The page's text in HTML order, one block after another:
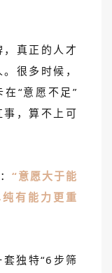
真正的人才
很多时候，
“意愿不足”
，算不上可
“意愿大于能
有能力更重
独特“6步筛